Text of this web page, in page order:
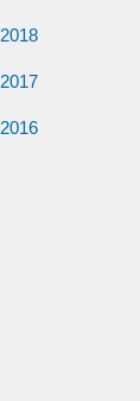
2018
2017
2016